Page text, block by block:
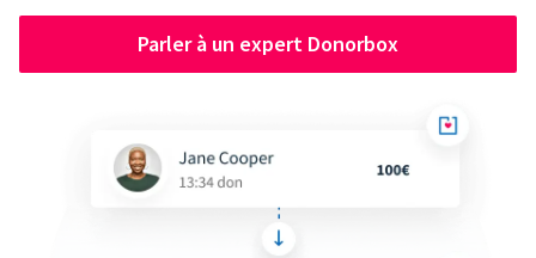
Parler à un expert Donorbox